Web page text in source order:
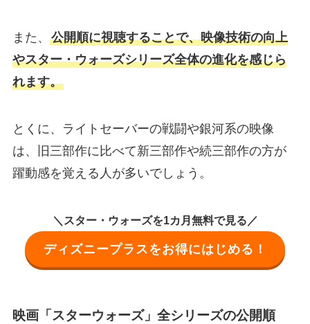
また、 公開順に視聴することで、映像技術の向上
やスター・ウォーズシリーズ全体の進化を感じら
れます。
とくに、ライトセーバーの戦闘や銀河系の映像
は、旧三部作に比べて新三部作や続三部作の方が
躍動感を覚える人が多いでしょう。
＼スター・ウォーズを1カ月無料で見る／
ディズニープラスをお得にはじめる！
映画「スターウォーズ」全シリーズの公開順